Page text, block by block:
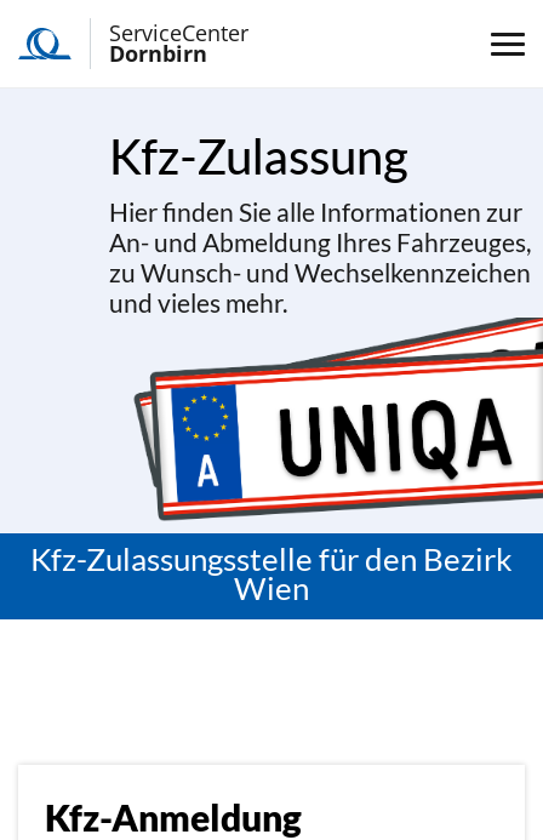
ServiceCenter
Dornbirn
Kfz-Zulassung
Hier finden Sie alle Informationen zur
An- und Abmeldung Ihres Fahrzeuges,
zu Wunsch- und Wechselkennzeichen
und vieles mehr.
Kfz-Zulassungsstelle für den Bezirk
Wien
Kfz-Anmeldung